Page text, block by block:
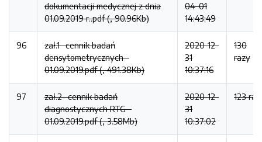
dokumentacji medycznej z dnia
01.09.2019 r..pdf (, 90.96Kb)
04-01
14:43:49
96
zał.1 -cennik badań
densytometrycznych -
01.09.2019.pdf (, 491.38Kb)
2020-12-
31
10:37:16
130
razy
97
zał.2 -cennik badań
diagnostycznych RTG -
01.09.2019.pdf (, 3.58Mb)
2020-12-
31
10:37:02
123